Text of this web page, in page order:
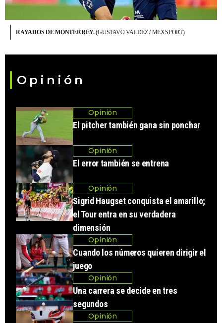
RAYADOS DE MONTERREY.(GUSTAVO VALDEZ / MEXSPORT)
Opinión
Opinión
El pitcher también gana sin ponchar
Opinión
El error también se entrena
Opinión
Sigrid Haugset conquista el amarillo;
el Tour entra en su verdadera
dimensión
Opinión
Cuando los números quieren dirigir el
juego
Opinión
Una carrera se decide en tres
segundos
Opinión